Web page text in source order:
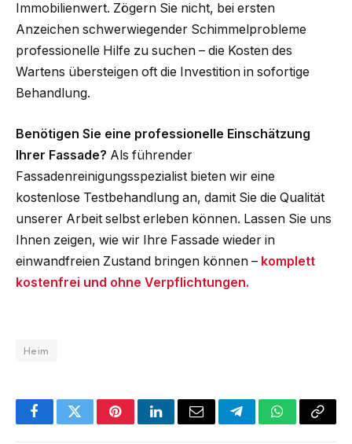
Immobilienwert. Zögern Sie nicht, bei ersten
Anzeichen schwerwiegender Schimmelprobleme
professionelle Hilfe zu suchen – die Kosten des
Wartens übersteigen oft die Investition in sofortige
Behandlung.
Benötigen Sie eine professionelle Einschätzung
Ihrer Fassade? Als führender
Fassadenreinigungsspezialist bieten wir eine
kostenlose Testbehandlung an, damit Sie die Qualität
unserer Arbeit selbst erleben können. Lassen Sie uns
Ihnen zeigen, wie wir Ihre Fassade wieder in
einwandfreien Zustand bringen können – komplett
kostenfrei und ohne Verpflichtungen.
Heim
FacebookTwitterPinterestLinkedInEmail TelegramWhatsApp
Copy